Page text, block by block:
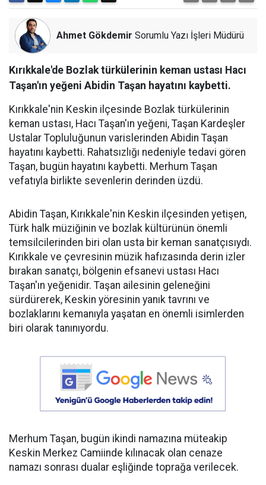
Ahmet Gökdemir Sorumlu Yazı İşleri Müdürü
Kırıkkale'de Bozlak türkülerinin keman ustası Hacı
Taşan'ın yeğeni Abidin Taşan hayatını kaybetti.
Kırıkkale'nin Keskin ilçesinde Bozlak türkülerinin
keman ustası, Hacı Taşan'ın yeğeni, Taşan Kardeşler
Ustalar Topluluğunun varislerinden Abidin Taşan
hayatını kaybetti. Rahatsızlığı nedeniyle tedavi gören
Taşan, bugün hayatını kaybetti. Merhum Taşan
vefatıyla birlikte sevenlerin derinden üzdü.
Abidin Taşan, Kırıkkale'nin Keskin ilçesinden yetişen,
Türk halk müziğinin ve bozlak kültürünün önemli
temsilcilerinden biri olan usta bir keman sanatçısıydı.
Kırıkkale ve çevresinin müzik hafızasında derin izler
bırakan sanatçı, bölgenin efsanevi ustası Hacı
Taşan'ın yeğenidir. Taşan ailesinin geleneğini
sürdürerek, Keskin yöresinin yanık tavrını ve
bozlaklarını kemanıyla yaşatan en önemli isimlerden
biri olarak tanınıyordu.
Merhum Taşan, bugün ikindi namazına müteakip
Keskin Merkez Camiinde kılınacak olan cenaze
namazı sonrası dualar eşliğinde toprağa verilecek.